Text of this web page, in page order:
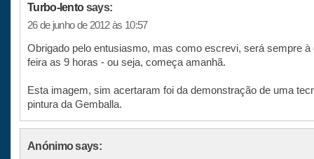
Turbo-lentosays:
26 de junho de 2012 às 10:57
Obrigado pelo entusiasmo, mas como escrevi, será sempre à
feira as 9 horas - ou seja, começa amanhã.
Esta imagem, sim acertaram foi da demonstração de uma
pintura da Gemballa.
Anónimo says: